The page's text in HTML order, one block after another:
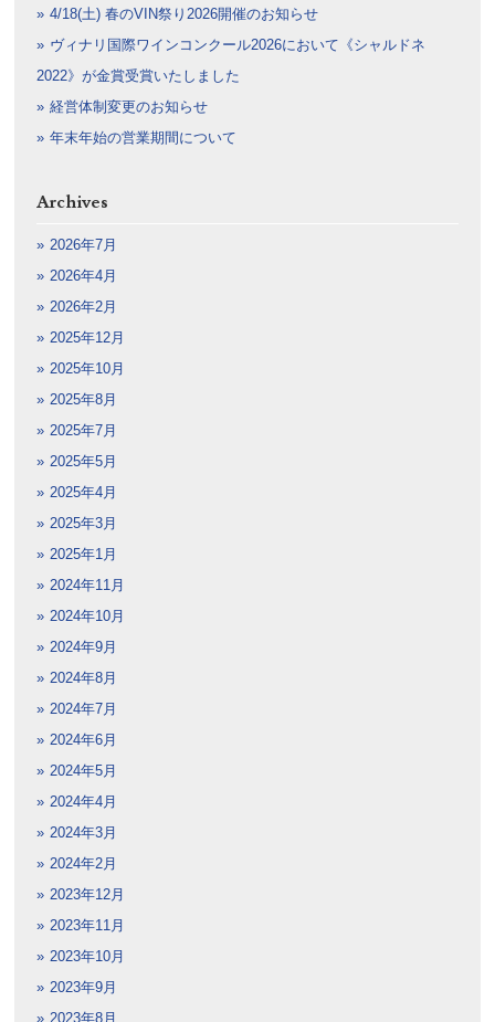
4/18(土) 春のVIN祭り2026開催のお知らせ
ヴィナリ国際ワインコンクール2026において《シャルドネ
2022》が金賞受賞いたしました
経営体制変更のお知らせ
年末年始の営業期間について
Archives
2026年7月
2026年4月
2026年2月
2025年12月
2025年10月
2025年8月
2025年7月
2025年5月
2025年4月
2025年3月
2025年1月
2024年11月
2024年10月
2024年9月
2024年8月
2024年7月
2024年6月
2024年5月
2024年4月
2024年3月
2024年2月
2023年12月
2023年11月
2023年10月
2023年9月
2023年8月